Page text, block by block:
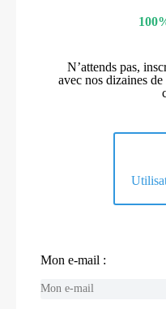
N’attends pas,
avec nos dizaines
Mon e-mail :